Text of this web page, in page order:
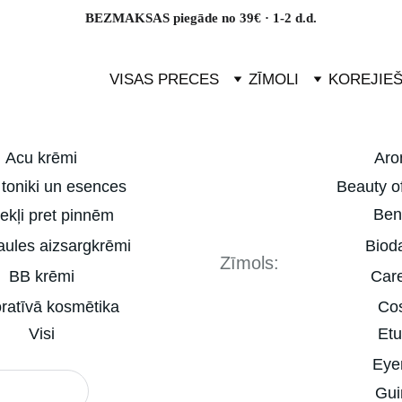
BEZMAKSAS piegāde no 39€ · 1-2 d.d.
VISAS PRECES ZĪMOLI
un esences
Acu krēmi
aizsargkrēmi
pret pinnēm
Zīmols:
Visi
Beauty
BB krēmi
kosmētika